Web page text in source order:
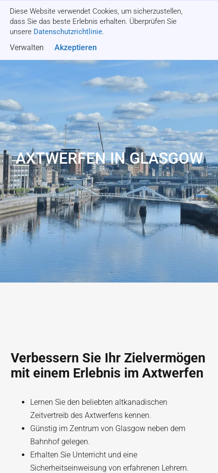
Diese Website verwendet Cookies, um sicherzustellen,
dass Sie das beste Erlebnis erhalten. Überprüfen Sie
unsere Datenschutzrichtlinie.
Verwalten Akzeptieren
Angebot einholen
AXTWERFEN IN GLASGOW
Verbessern Sie Ihr Zielvermögen
mit einem Erlebnis im Axtwerfen
Lernen Sie den beliebten altkanadischen
Zeitvertreib des Axtwerfens kennen.
Günstig im Zentrum von Glasgow neben dem
Bahnhof gelegen.
Erhalten Sie Unterricht und eine
Sicherheitseinweisung von erfahrenen Lehrern.